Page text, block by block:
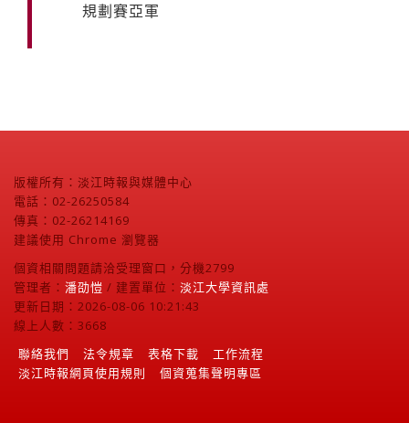
規劃賽亞軍
版權所有：淡江時報與媒體中心
電話：02-26250584
傳真：02-26214169
建議使用 Chrome 瀏覽器
個資相關問題請洽受理窗口，分機2799
管理者： 潘劭愷 / 建置單位： 淡江大學資訊處
更新日期：2026-08-06 10:21:43
線上人數：3668
聯絡我們
法令規章 表格下載
工作流程
淡江時報網頁使用規則
個資蒐集聲明專區